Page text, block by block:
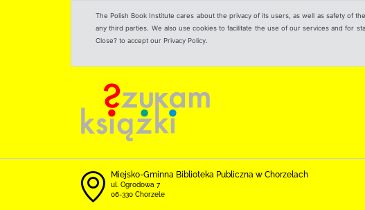
The Polish Book Institute cares about the privacy of its users, as well as safety of
any third parties. We also use cookies to facilitate the use of our services and for
Close? to accept our Privacy Policy.
Miejsko-Gminna Biblioteka Publiczna w Chorzelach
ul. Ogrodowa 7
06-330 Chorzele